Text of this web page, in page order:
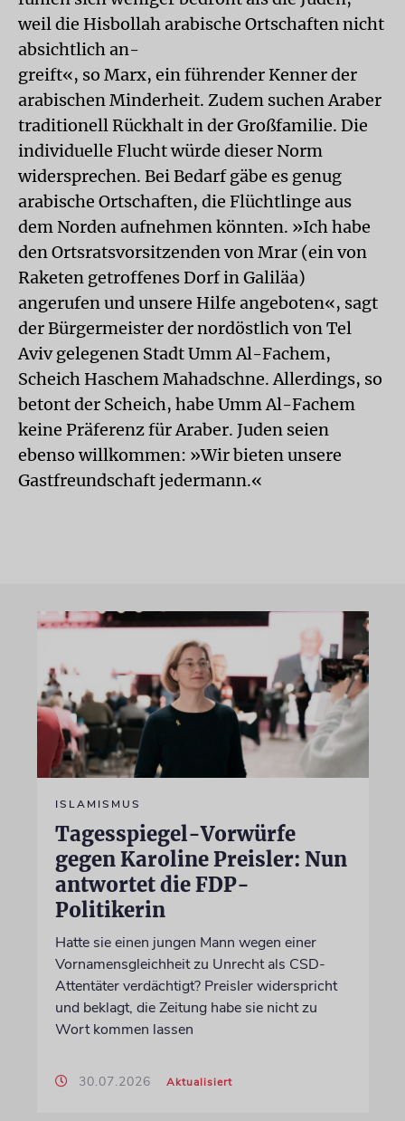
weil die Hisbollah arabische Ortschaften nicht
absichtlich an-
greift«, so Marx, ein führender Kenner der
arabischen Minderheit. Zudem suchen Araber
traditionell Rückhalt in der Großfamilie. Die
individuelle Flucht würde dieser Norm
widersprechen. Bei Bedarf gäbe es genug
arabische Ortschaften, die Flüchtlinge aus
dem Norden aufnehmen könnten. »Ich habe
den Ortsratsvorsitzenden von Mrar (ein von
Raketen getroffenes Dorf in Galiläa)
angerufen und unsere Hilfe angeboten«, sagt
der Bürgermeister der nordöstlich von Tel
Aviv gelegenen Stadt Umm Al-Fachem,
Scheich Haschem Mahadschne. Allerdings, so
betont der Scheich, habe Umm Al-Fachem
keine Präferenz für Araber. Juden seien
ebenso willkommen: »Wir bieten unsere
Gastfreundschaft jedermann.«
ISLAMISMUS
Tagesspiegel-Vorwürfe
gegen Karoline Preisler: Nun
antwortet die FDP-
Politikerin
Hatte sie einen jungen Mann wegen einer
Vornamensgleichheit zu Unrecht als CSD-
Attentäter verdächtigt? Preisler widerspricht
und beklagt, die Zeitung habe sie nicht zu
Wort kommen lassen
30.07.2026 Aktualisiert